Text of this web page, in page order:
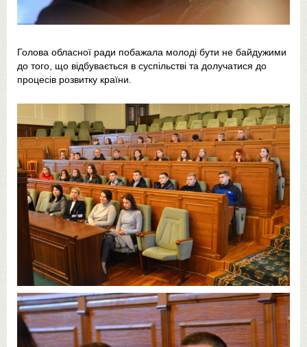
Голова обласної ради побажала молоді бути не байдужими
до того, що відбувається в суспільстві та долучатися до
процесів розвитку країни.